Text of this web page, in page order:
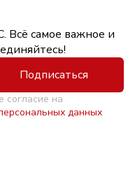
Всё самое важное и
Подписаться
согласие на
данных